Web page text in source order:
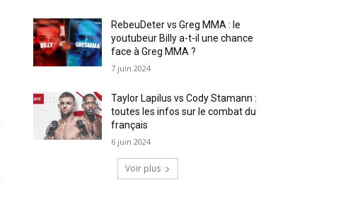
RebeuDeter vs Greg MMA : le
youtubeur Billy a-t-il une chance
face à Greg MMA ?
7 juin 2024
Taylor Lapilus vs Cody Stamann :
toutes les infos sur le combat du
français
6 juin 2024
Voir plus